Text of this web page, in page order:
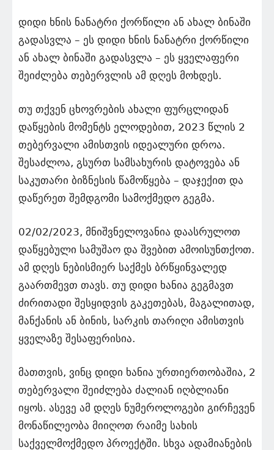
დიდი ხნის ნანატრი ქორწილი ან ახალ ბინაში
გადასვლა – ეს დიდი ხნის ნანატრი ქორწილი
ან ახალ ბინაში გადასვლა – ეს ყველაფერი
შეიძლება თებერვლის ამ დღეს მოხდეს.
თუ თქვენ ცხოვრების ახალი ფურცლიდან
დაწყების მომენტს ელოდებით, 2023 წლის 2
თებერვალი ამისთვის იდეალური დროა.
შესაძლოა, გსურთ სამსახურის დატოვება ან
საკუთარი ბიზნესის წამოწყება – დაჯექით და
დაწერეთ შემდგომი სამოქმედო გეგმა.
02/02/2023, მნიშვნელოვანია დაასრულოთ
დაწყებული სამუშაო და შვებით ამოისუნთქოთ.
ამ დღეს ნებისმიერ საქმეს ბრწყინვალედ
გაართმევთ თავს. თუ დიდი ხანია გეგმავთ
ძირითადი შესყიდვის გაკეთებას, მაგალითად,
მანქანის ან ბინის, სარკის თარიღი ამისთვის
ყველაზე შესაფერისია.
მათთვის, ვინც დიდი ხანია ურთიერთობაშია, 2
თებერვალი შეიძლება ძალიან იღბლიანი
იყოს. ასევე ამ დღეს ნუმეროლოგები გირჩევენ
მონაწილეობა მიიღოთ რაიმე სახის
საქველმოქმედო პროექტში. სხვა ადამიანების